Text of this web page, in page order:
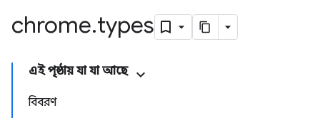
chrome.types
এই পৃষ্ঠায় যা যা আছে
বিবরণ